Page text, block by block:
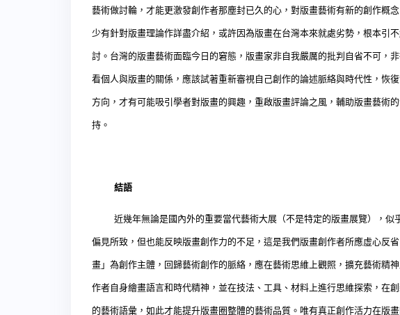
藝術做討輪，才能更激發創作者那塵封已久的心，對版畫藝術有新的創作概
少有針對版畫理論作詳盡介紹，或許因為版畫在台灣本來就處劣勢，根本引
討。台灣的版畫藝術面臨今日的窘態，版畫家非自我嚴厲的批判自省不可，
看個人與版畫的關係，應該試著重新審視自己創作的論述脈絡與時代性，恢
方向，才有可能吸引學者對版畫的興趣，重啟版畫評論之風，輔助版畫藝術
持。
結語
近幾年無論是國內外的重要當代藝術大展（不是特定的版畫展覽），似
偏見所致，但也能反映版畫創作力的不足，這是我們版畫創作者所應虛心反
畫」為創作主體，回歸藝術創作的脈絡，應在藝術思維上觀照，擴充藝術精
作者自身繪畫語言和時代精神，並在技法、工具、材料上進行思維探索，在
的藝術語彙，如此才能提升版畫圈整體的藝術品質。唯有真正創作活力在版